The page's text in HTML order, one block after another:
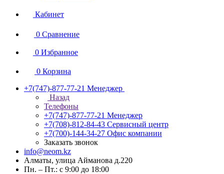
Кабинет
0 Сравнение
0 Избранное
0 Корзина
+7(747)-877-77-21 Менеджер
Назад
Телефоны
+7(747)-877-77-21 Менеджер
+7(708)-812-84-43 Сервисный центр
+7(700)-144-34-27 Офис компании
Заказать звонок
info@neom.kz
Алматы, улица Айманова д.220
Пн. – Пт.: с 9:00 до 18:00